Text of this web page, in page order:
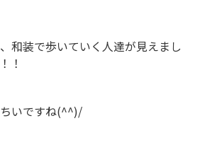
和装で歩いていく人達が見えまし
！
いですね(^^)/